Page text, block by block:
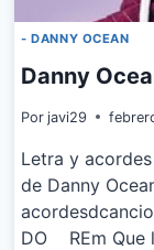
- DANNY OCEAN
Danny
Por javi29
Letra y
de Danny
DO REm